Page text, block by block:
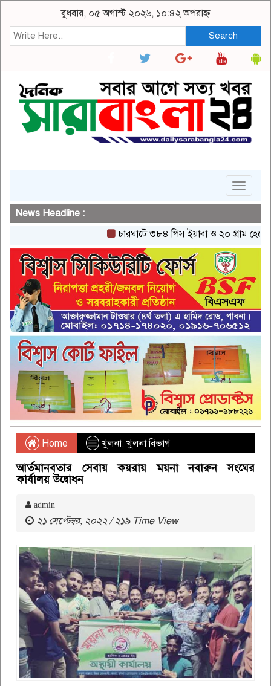
বুধবার, ০৫ অগাস্ট ২০২৬, ১০:৪২ অপরাহ্ন
Search
Toggle
News Headline :
চারঘাটে ৩৮৪ পিস ইয়াবা ও ২০ গ্রাম
Home খুলনা, খুলনা বিভাগ
আর্তমানবতার সেবায় কয়রায় ময়না নবারুন সংঘের
কার্যালয় উদ্বোধন
admin
২১ সেপ্টেম্বর, ২০২২ / ২১৯ Time View